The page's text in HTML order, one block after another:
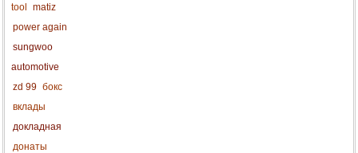
tool
matiz
power again
sungwoo
automotive
zd 99 бокс
вклады
докладная
донаты